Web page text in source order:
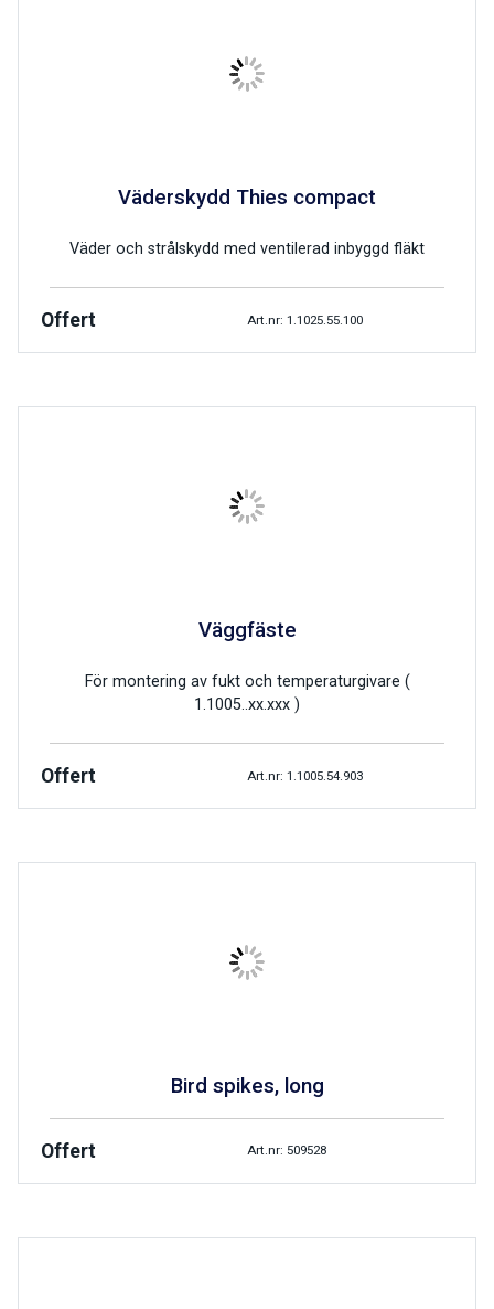
Väderskydd Thies compact
Väder och strålskydd med ventilerad inbyggd fläkt
Offert Art.nr: 1.1025.55.100
Väggfäste
För montering av fukt och temperaturgivare (
1.1005..xx.xxx )
Offert Art.nr: 1.1005.54.903
Bird spikes, long
Offert Art.nr: 509528